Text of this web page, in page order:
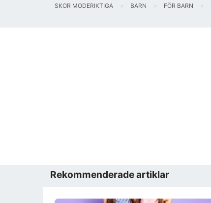
SKOR MODERIKTIGA BARN FÖR BARN
Rekommenderade artiklar